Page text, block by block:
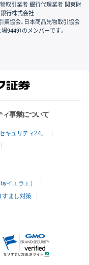
取引業者 銀行代理業者 関東財
銀行株式会社
業協会、日本商品先物取引協会
9449）のメンバーです。
ィ事業について
キュリティ24」
イエラエ）
すまし対策